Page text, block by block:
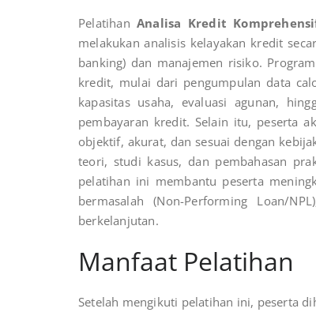
PelatihanAnalisa Kredit
melakukan analisis kelayakan kredit
banking) dan manajemen risiko.
kredit, mulai dari pengumpulan data
kapasitas usaha, evaluasi agunan,
pembayaran kredit. Selain itu, peserta
objektif, akurat, dan sesuai dengan
teori, studi kasus, dan pembahasan
pelatihan ini membantu peserta
bermasalah (Non-Performing Loan/
berkelanjutan.
Manfaat Pelatihan
Setelah mengikuti pelatihan ini, peserta